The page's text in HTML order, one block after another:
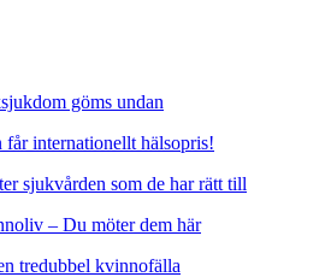
göms undan
internationellt hälsopris!
sjukvården som de har rätt till
– Du möter dem här
tredubbel kvinnofälla